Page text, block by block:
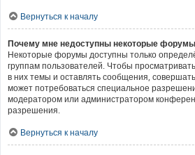
Вернуться к началу
Почему мне недоступны некоторые
Некоторые форумы доступны только
группам пользователей. Чтобы
в них темы и оставлять сообщения,
может потребоваться специальное
модератором или администратором
разрешения.
Вернуться к началу